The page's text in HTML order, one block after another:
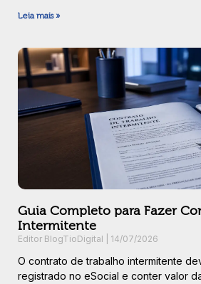
Leia mais »
Guia Completo para Fazer
Intermitente
Editor BlogTioDigital 14/07/2026
O contrato de trabalho intermitente
registrado no eSocial e conter valor